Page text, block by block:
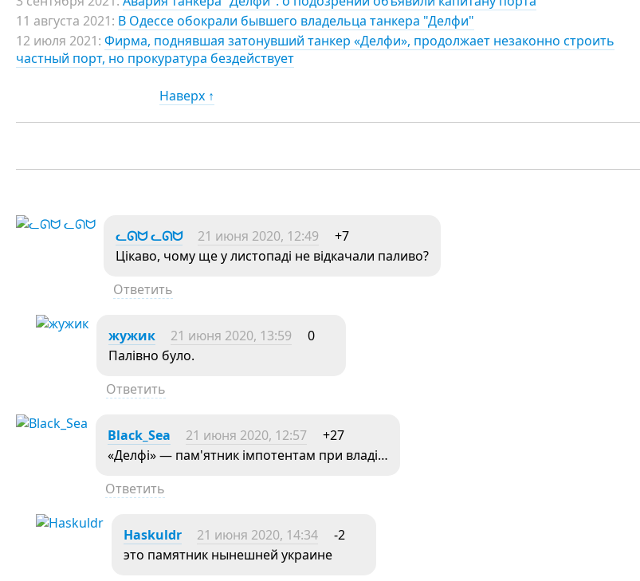
11 августа 2021: В Одессе обокрали бывшего владельца танкера "Делфи"
12 июля 2021: Фирма, поднявшая затонувший танкер «Делфи», продолжает незаконно строить
частный порт, но прокуратура бездействует
Наверх ↑
ᓚᘏᗢ ᓚᘏᗢ 21 июня 2020, 12:49
+7
Цікаво, чому ще у листопаді не відкачали паливо?
Ответить
жужик 21 июня 2020, 13:59
0
Палівно було.
Ответить
Black_Sea 21 июня 2020, 12:57
+27
«Делфі» — пам'ятник імпотентам при владі…
Ответить
Haskuldr 21 июня 2020, 14:34
-2
это памятник нынешней украине